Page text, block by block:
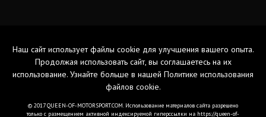
Наш сайт использует файлы cookie для улучшения вашего опыта.
Продолжая использовать сайт, вы соглашаетесь на их
использование. Узнайте больше в нашей Политике использования
файлов cookie.
© 2017 QUEEN-OF-MOTORSPORT.COM. Использование материалов сайта разрешено
только с размещением активной индексируемой гиперссылки на https://queen-of-